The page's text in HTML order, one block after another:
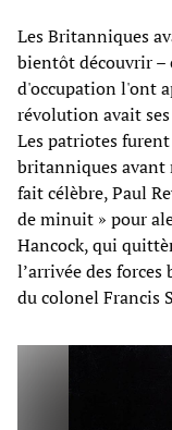
Les Britanniques
bientôt découvrir –
d'occupation l'ont
révolution avait
Les patriotes
britanniques avant
fait célèbre, Paul
de minuit » pour
Hancock, qui
l’arrivée des
du colonel Francis